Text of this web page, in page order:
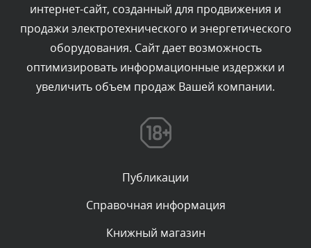
Комментарий проверяется
Текст комментария будет виден после проверки
администратором.
Сегодня, в 07:21
Комментарий проверяется
Текст комментария будет виден после проверки
Комментарий проверяется
Текст комментария будет виден после проверки
администратором.
интернет-сайт, созданный для продвижения и
продажи электротехнического и энергетического
оборудования. Сайт дает возможность
оптимизировать информационные издержки и
увеличить объем продаж Вашей компании.
Публикации
Справочная информация
Книжный магазин